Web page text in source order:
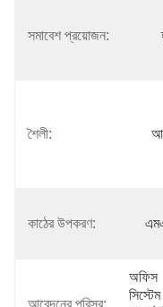
সমাবেশ প্রয়োজন:
শৈলী:
কাঠের উপকরণ:
আবেদনের পরিসর:
অফিস
সিস্টেম